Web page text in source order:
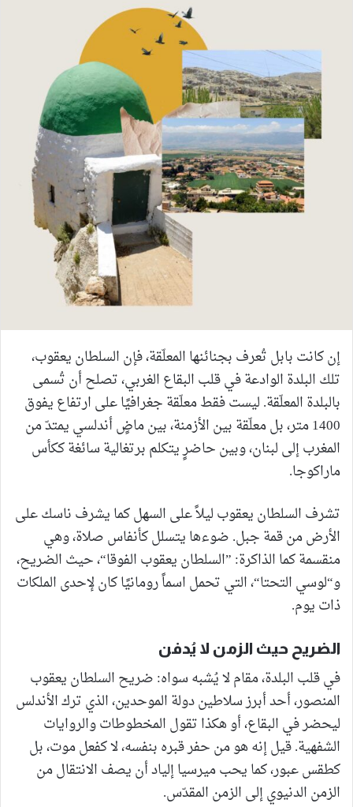
إن كانت بابل تُعرف بجنائنها المعلّقة، فإن السلطان يعقوب،
تلك البلدة الوادعة في قلب البقاع الغربي، تصلح أن تُسمى
بالبلدة المعلّقة. ليست فقط معلّقة جغرافيًا على ارتفاع يفوق
1400 متر، بل معلّقة بين الأزمنة، بين ماضٍ أندلسي يمتدّ من
المغرب إلى لبنان، وبين حاضرٍ يتكلم برتغالية سائغة ككأس
ماراكوجا.
تشرف السلطان يعقوب ليلاً على السهل كما يشرف ناسك على
الأرض من قمة جبل. ضوءها يتسلل كأنفاس صلاة، وهي
منقسمة كما الذاكرة: ”السلطان يعقوب الفوقا“، حيث الضريح،
و“لوسي التحتا“، التي تحمل اسماً رومانيًا كان لإحدى الملكات
ذات يوم.
الضريح حيث الزمن لا يُدفن
في قلب البلدة، مقام لا يُشبه سواه: ضريح السلطان يعقوب
المنصور، أحد أبرز سلاطين دولة الموحدين، الذي ترك الأندلس
ليحضر في البقاع، أو هكذا تقول المخطوطات والروايات
الشفهية. قيل إنه هو من حفر قبره بنفسه، لا كفعل موت، بل
كطقس عبور، كما يحب ميرسيا إلياد أن يصف الانتقال من
الزمن الدنيوي إلى الزمن المقدّس.